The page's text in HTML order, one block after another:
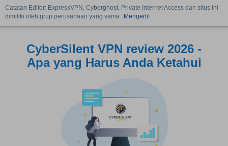
Catatan Editor: ExpressVPN, Cyberghost, Private Internet Access dan situs ini
dimiliki oleh grup perusahaan yang sama. Mengerti!
CyberSilent VPN review 2026 -
Apa yang Harus Anda Ketahui